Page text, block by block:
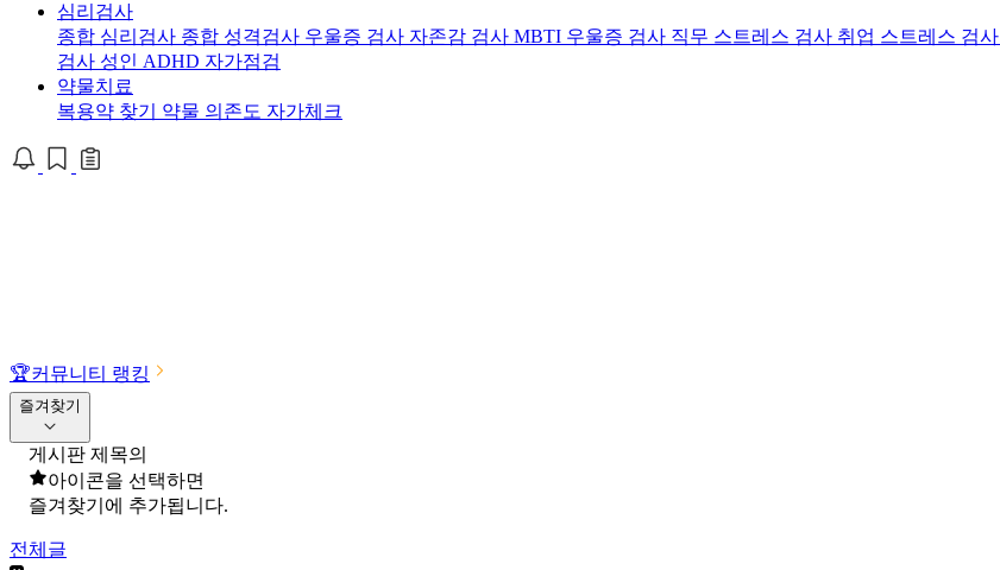
심리검사
종합 심리검사 종합 성격검사 우울증 검사 자존감 검사 MBTI 우울증 검사 직무 스트레스 검사 취업 스트레스 검사
검사 성인 ADHD 자가점검
약물치료
복용약 찾기 약물 의존도 자가체크
🏆커뮤니티 랭킹
즐겨찾기
게시판 제목의
아이콘을 선택하면
즐겨찾기에 추가됩니다.
전체글